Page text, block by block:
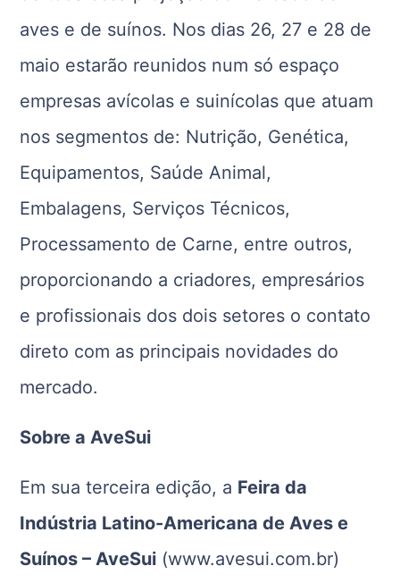
aves e de suínos. Nos dias 26, 27 e 28 de
maio estarão reunidos num só espaço
empresas avícolas e suinícolas que atuam
nos segmentos de: Nutrição, Genética,
Equipamentos, Saúde Animal,
Embalagens, Serviços Técnicos,
Processamento de Carne, entre outros,
proporcionando a criadores, empresários
e profissionais dos dois setores o contato
direto com as principais novidades do
mercado.
Sobre a AveSui
Em sua terceira edição, a Feira da
Indústria Latino-Americana de Aves e
Suínos – AveSui (www.avesui.com.br)